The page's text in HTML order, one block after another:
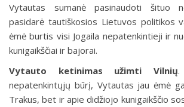
Vytautas sumanė pasinaudoti šituo
pasidarė tautiškosios Lietuvos politikos
ėmė burtis visi Jogaila nepatenkintieji ir
kunigaikščiai ir bajorai.
Vytauto ketinimas užimti Vilnių.
nepatenkintųjų būrį, Vytautas jau ėmė
Trakus, bet ir apie didžiojo kunigaikščio